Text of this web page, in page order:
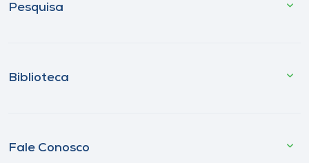
Pesquisa
Biblioteca
Fale Conosco